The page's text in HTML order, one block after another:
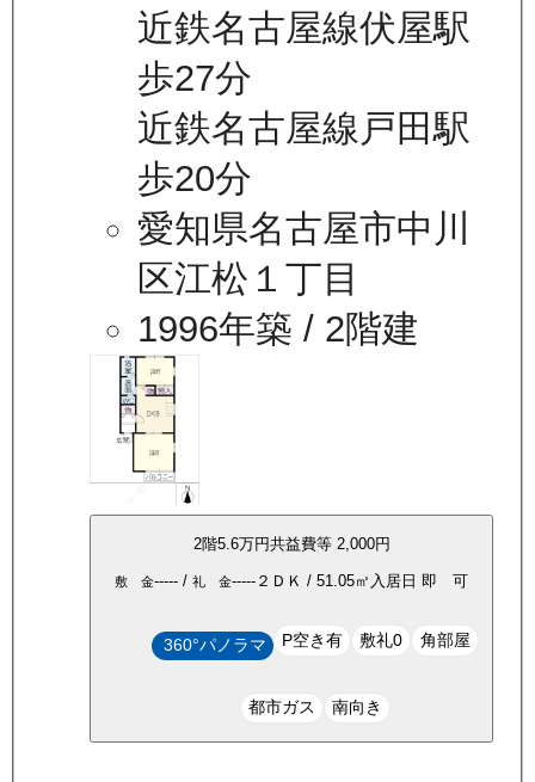
近鉄名古屋線伏屋駅
歩27分
近鉄名古屋線戸田駅
歩20分
愛知県名古屋市中川
区江松１丁目
1996年築 / 2階建
2階5.6万円共益費等 2,000円
敷 金----- / 礼 金----- ２ＤＫ / 51.05㎡ 入居日 即 可
360°パノラマ P空き有 敷礼0 角部屋
都市ガス 南向き